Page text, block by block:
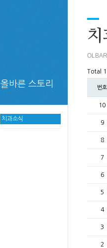
올바른 스토리
치과소식
치
Total
번호
10
9
8
7
6
5
4
3
2